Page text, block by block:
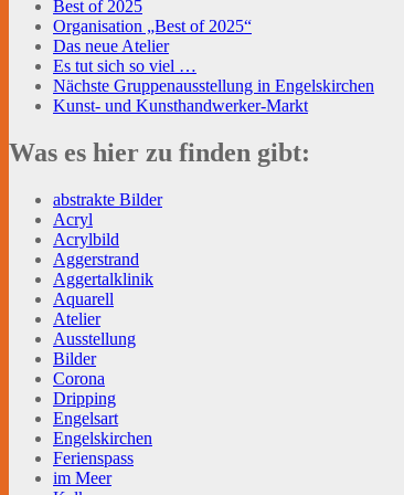
Best of 2025
Organisation „Best of 2025“
Das neue Atelier
Es tut sich so viel …
Nächste Gruppenausstellung in Engelskirchen
Kunst- und Kunsthandwerker-Markt
Was es hier zu finden gibt:
abstrakte Bilder
Acryl
Acrylbild
Aggerstrand
Aggertalklinik
Aquarell
Atelier
Ausstellung
Bilder
Corona
Dripping
Engelsart
Engelskirchen
Ferienspass
im Meer